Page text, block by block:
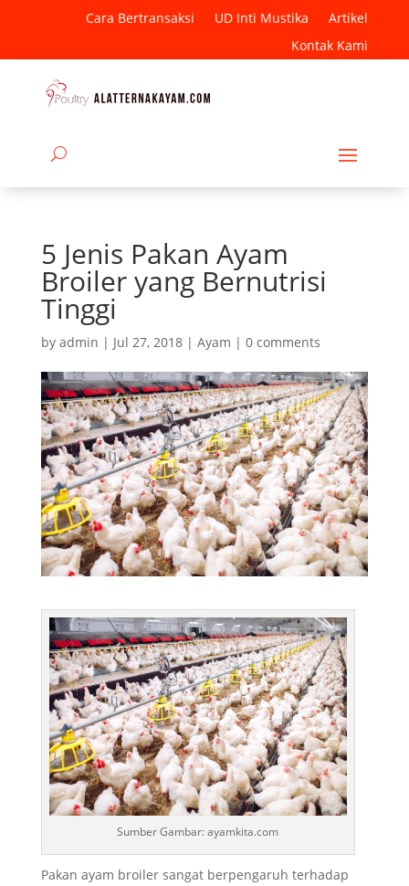
Cara Bertransaksi UD Inti Mustika
Artikel
Kontak Kami
5 Jenis Pakan Ayam
Broiler yang Bernutrisi
Tinggi
by admin | Jul 27, 2018| Ayam | 0 comments
Sumber Gambar: ayamkita.com
Pakan ayam broiler sangat berpengaruh terhadap